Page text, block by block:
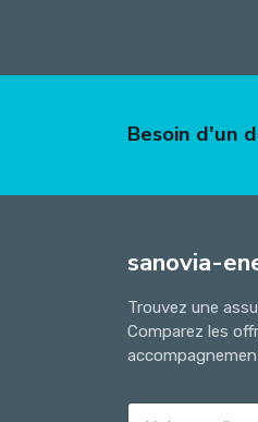
Besoin d'un
sanovia-
Trouvez une
Comparez les